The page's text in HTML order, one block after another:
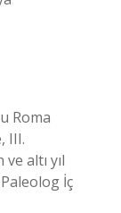
Roma
III.
altı yıl
İç